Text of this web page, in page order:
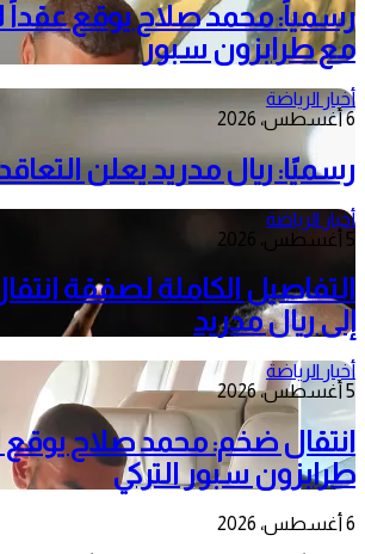
رسمياً: محمد صلاح يوقع عقداً
مع طرابزون سبور
أخبار الرياضة
6 أغسطس، 2026
رسميًا: ريال مدريد يعلن
أخبار الرياضة
5 أغسطس، 2026
التفاصيل الكاملة لصفقة
إلى ريال مدريد
أخبار الرياضة
5 أغسطس، 2026
انتقال ضخم: محمد صلاح يوقع
طرابزون سبور التركي
6 أغسطس، 2026